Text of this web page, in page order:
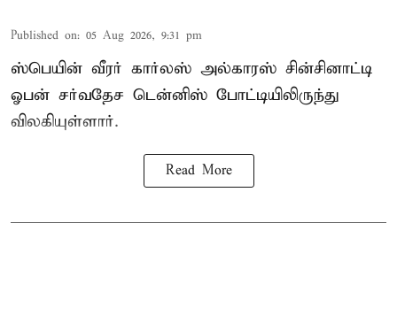
Published on: 05 Aug 2026, 9:31 pm
ஸ்பெயின் வீரர் கார்லஸ் அல்காரஸ் சின்சினாட்டி
ஓபன் சர்வதேச டென்னிஸ் போட்டியிலிருந்து
விலகியுள்ளார்.
Read More